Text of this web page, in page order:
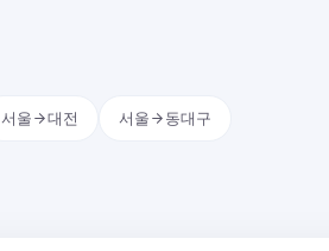
서울 대전 서울 동대구